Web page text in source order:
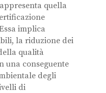
quella
implica
la riduzione dei
qualità
una conseguente
degli
di